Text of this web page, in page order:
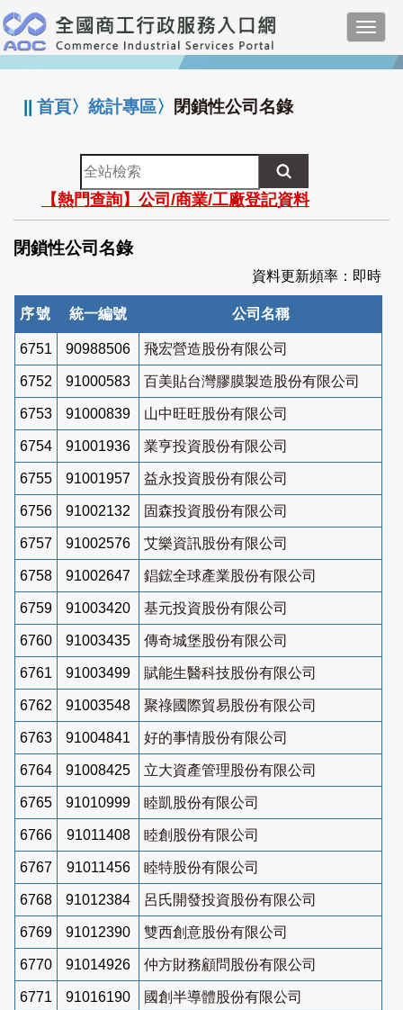
跳
到
主
要
:::
||首頁〉統計專區〉 閉鎖性公司名錄
全
站
檢
索
【熱門查詢】公司/商業/工廠登記資料
閉鎖性公司名錄
資料更新頻率：即時
序號 統一編號 公司名稱
6751 90988506 飛宏營造股份有限公司
6752 91000583 百美貼台灣膠膜製造股份有限公司
6753 91000839 山中旺旺股份有限公司
6754 91001936 業亨投資股份有限公司
6755 91001957 益永投資股份有限公司
6756 91002132 固森投資股份有限公司
6757 91002576 艾樂資訊股份有限公司
6758 91002647 錩鋐全球產業股份有限公司
6759 91003420 基元投資股份有限公司
6760 91003435 傳奇城堡股份有限公司
6761 91003499 賦能生醫科技股份有限公司
6762 91003548 聚祿國際貿易股份有限公司
6763 91004841 好的事情股份有限公司
6764 91008425 立大資產管理股份有限公司
6765 91010999 睦凱股份有限公司
6766 91011408 睦創股份有限公司
6767 91011456 睦特股份有限公司
6768 91012384 呂氏開發投資股份有限公司
6769 91012390 雙西創意股份有限公司
6770 91014926 仲方財務顧問股份有限公司
6771 91016190 國創半導體股份有限公司